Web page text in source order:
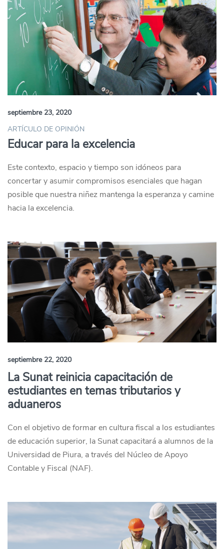
septiembre 23, 2020
ARTÍCULO DE OPINIÓN
Educar para la excelencia
Este contexto, espacio y tiempo son idóneos para
concertar y asumir compromisos esenciales que hagan
posible que nuestra niñez mantenga la esperanza y camine
hacia la excelencia.
septiembre 22, 2020
La Sunat reinicia capacitación de
estudiantes en temas tributarios y
aduaneros
Con el objetivo de formar en cultura fiscal a los estudiantes
de educación superior, la Sunat capacitará a alumnos de la
Universidad de Piura, a través del Núcleo de Apoyo
Contable y Fiscal (NAF).